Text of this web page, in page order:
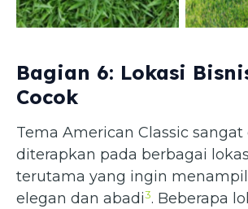
(jualrumputaman.my.id)
Bagian 6: Lokasi
Cocok
Tema American Classic
diterapkan pada berbagai
terutama yang ingin
elegan dan abadi3. Beberapa